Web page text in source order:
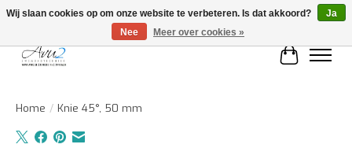
Home / Knie 45°, 50 mm
Wij slaan cookies op om onze website te verbeteren. Is dat akkoord?
Ja
Nee
Meer over cookies »